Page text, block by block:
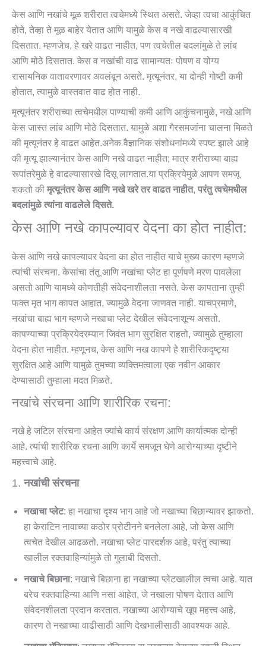
केस आणि नखांचे मूळ शरीरात त्वचेमध्ये स्थित असते. जेव्हा त्वचा आकुंचित
होते, तेव्हा ते मूळ बाहेर येतात आणि यामुळे केस व नखे वाढल्यासारखी
दिसतात. म्हणजेच, हे खरे वाढत नाहीत, पण त्वचेतील बदलांमुळे ते लांब
आणि मोठे दिसतात. केस व नखांची वाढ सामान्यतः पोषण व योग्य
रासायनिक वातावरणावर अवलंबून असते. मृत्यूनंतर, या दोन्ही गोष्टी कमी
होतात, त्यामुळे वास्तवात वाढ होत नाही.
मृत्यूनंतर शरीराच्या त्वचेमधील पाण्याची कमी आणि आकुंचनामुळे, नखे आणि
केस जास्त लांब आणि मोठे दिसतात. यामुळे अशा गैरसमजांना चालना मिळते
की मृत्यूनंतर हे वाढत आहेत.अनेक वैज्ञानिक संशोधनांमध्ये स्पष्ट झाले आहे
की मृत्यू झाल्यानंतर केस आणि नखे वाढत नाहीत; मात्र शरीराच्या बाह्य
रूपांतरेमुळे हे वाढल्यासारखे दिसू लागतात.या प्रक्रियेमुळे आपण समजू
शकतो की मृत्यूनंतर केस आणि नखे खरे तर वाढत नाहीत, परंतु त्वचेमधील
बदलांमुळे त्यांना वाढलेले दिसते.
केस आणि नखे कापल्यावर वेदना का होत नाहीत:
केस आणि नखे कापल्यावर वेदना का होत नाहीत याचे मुख्य कारण म्हणजे
त्यांची संरचना. केसांचा तंतू आणि नखांचा प्लेट हा पूर्णपणे मरण पावलेला
असतो आणि यामध्ये कोणतीही संवेदनाशीलता नसते. केस कापताना तुम्ही
फक्त मृत भाग कापत आहात, ज्यामुळे वेदना जाणवत नाही. याचप्रमाणे,
नखांचा बाह्य भाग म्हणजे नखाचा प्लेट देखील संवेदनाशून्य असतो.
कापण्याच्या प्रक्रियेदरम्यान जिवंत भाग सुरक्षित राहतो, ज्यामुळे तुम्हाला
वेदना होत नाहीत. म्हणूनच, केस आणि नख कापणे हे शारीरिकदृष्ट्या
सुरक्षित आहे आणि यामुळे तुमच्या व्यक्तिमत्वाला एक नवीन आकार
देण्यासाठी तुम्हाला मदत मिळते.
नखांचे संरचना आणि शारीरिक रचना:
नखे हे जटिल संरचना आहेत ज्यांचे कार्य संरक्षण आणि कार्यात्मक दोन्ही
आहे. त्यांची शारीरिक रचना आणि कार्ये समजून घेणे आरोग्याच्या दृष्टीने
महत्त्वाचे आहे.
1.नखांची संरचना
नखाचा प्लेट: हा नखाचा दृश्य भाग आहे जो नखाच्या बिछान्यावर झाकतो.
हा केराटिन नावाच्या कठोर प्रोटीनने बनलेला आहे, जो केस आणि
त्वचेत देखील आढळतो. नखाचा प्लेट पारदर्शक आहे, परंतु त्याच्या
खालील रक्तवाहिन्यांमुळे तो गुलाबी दिसतो.
नखाचे बिछाना: नखाचे बिछाना हा नखाच्या प्लेटखालील त्वचा आहे. यात
बरेच रक्तवाहिन्या आणि नसा आहेत, जे नखाला पोषण देतात आणि
संवेदनशीलता प्रदान करतात. नखाच्या आरोग्याचे खूप महत्त्व आहे,
कारण ते नखाच्या वाढीसाठी आणि देखभालीसाठी आवश्यक आहे.